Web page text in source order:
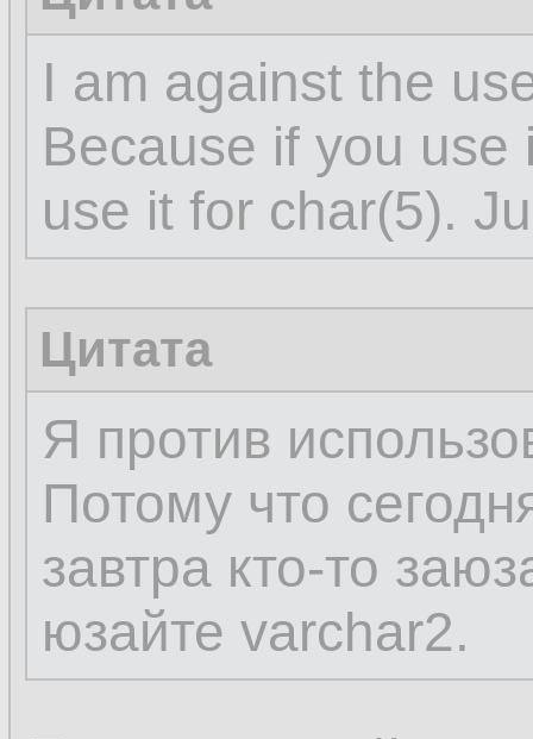
I am against the
Because if you
use it for char(5).
Цитата
Я против
Потому что
завтра кто-то
юзайте varchar2.